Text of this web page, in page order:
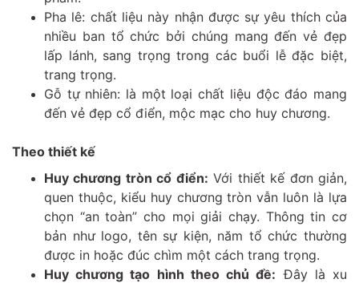
Pha lê: chất liệu này nhận được sự yêu thích của
nhiều ban tổ chức bởi chúng mang đến vẻ đẹp
lấp lánh, sang trọng trong các buổi lễ đặc biệt,
trang trọng.
Gỗ tự nhiên: là một loại chất liệu độc đáo mang
đến vẻ đẹp cổ điển, mộc mạc cho huy chương.
Theo thiết kế
Huy chương tròn cổ điển: Với thiết kế đơn giản,
quen thuộc, kiểu huy chương tròn vẫn luôn là lựa
chọn “an toàn” cho mọi giải chạy. Thông tin cơ
bản như logo, tên sự kiện, năm tổ chức thường
được in hoặc đúc chìm một cách trang trọng.
Huy chương tạo hình theo chủ đề: Đây là xu